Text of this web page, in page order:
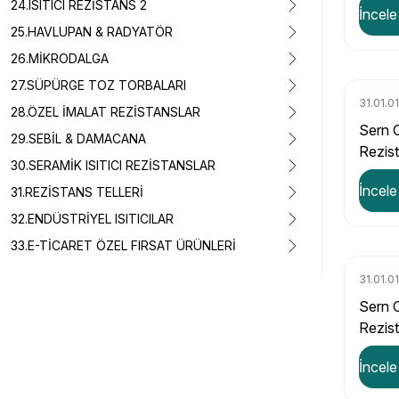
24.ISITICI REZİSTANS 2
25.HAVLUPAN & RADYATÖR
26.MİKRODALGA
27.SÜPÜRGE TOZ TORBALARI
28.ÖZEL İMALAT REZİSTANSLAR
29.SEBİL & DAMACANA
30.SERAMİK ISITICI REZİSTANSLAR
31.REZİSTANS TELLERİ
32.ENDÜSTRİYEL ISITICILAR
33.E-TİCARET ÖZEL FIRSAT ÜRÜNLERİ
İncele
Sern
11,30
İncele
Sern
5,02
İncele